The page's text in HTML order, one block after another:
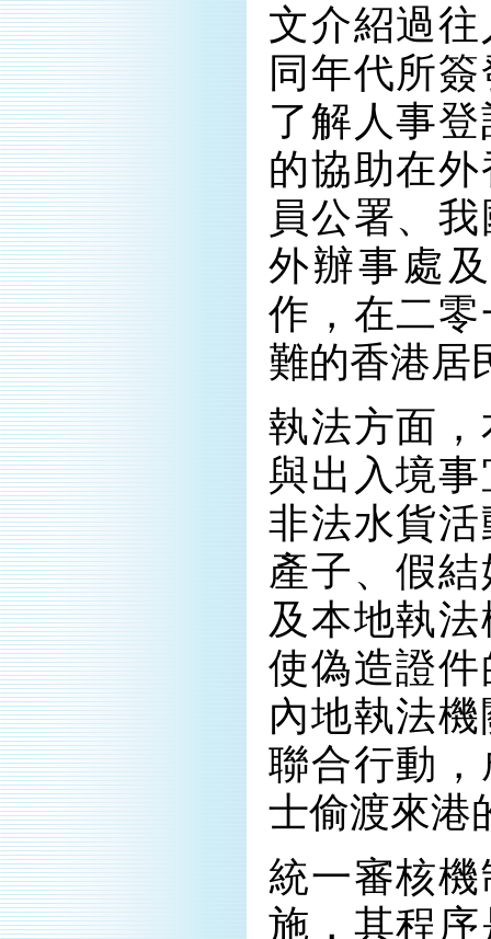
文介紹過
同年代所
了解人事
的協助在
員公署、
外辦事處
作，在二
難的香港居
執法方面
與出入境
非法水貨
產子、假
及本地執
使偽造證
內地執法
聯合行動
士偷渡來港
統一審核
施，其程